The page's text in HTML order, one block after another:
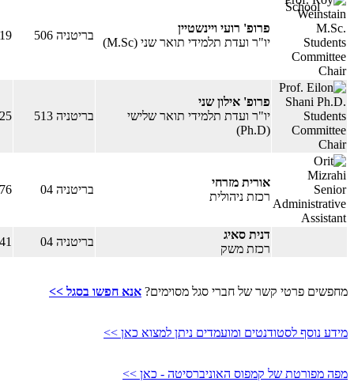
פרופ' רועי ויינשטיין
יו"ר ועדת תלמידי תואר שני (M.Sc)
בריטניה 506
פרופ' אילון שני
​יו"ר ועדת תלמידי תואר שלישי
(Ph.D)
בריטניה 513
אורית מזרחי
רכזת ניהולית
בריטניה 04
דנית סאיג
רכזת משק
בריטניה 04
מחפשים פרטי קשר של חברי סגל מסוימים? אנא חפשו בסגל >>
מידע נוסף לסטודנטים ומועמדים ניתן למצוא כאן >>
מפה מפורטת של קמפוס האוניברסיטה - כאן >>